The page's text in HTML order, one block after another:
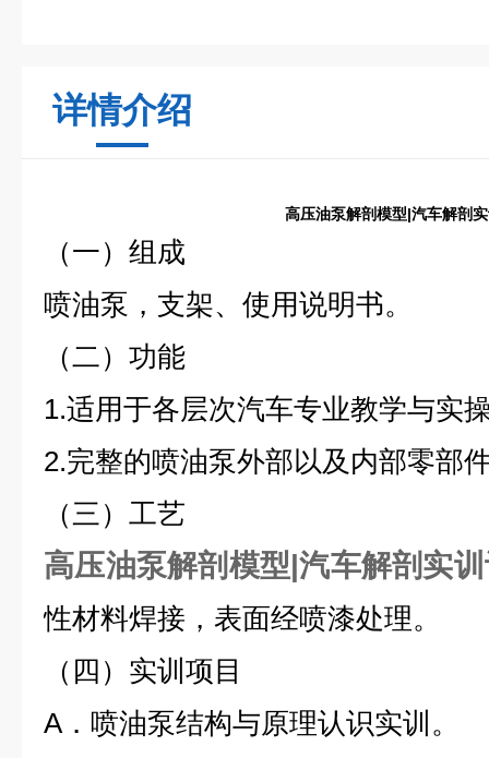
详情介绍
高压油泵解剖模型|汽车解剖
（一）组成
喷油泵，支架、使用说明书。
（二）功能
1.适用于各层次汽车专业教学与实
2.完整的喷油泵外部以及内部零部
（三）工艺
高压油泵解剖模型|汽车解剖实
性材料焊接，表面经喷漆处理。
（四） 实训项目
A．喷油泵结构与原理认识实训。